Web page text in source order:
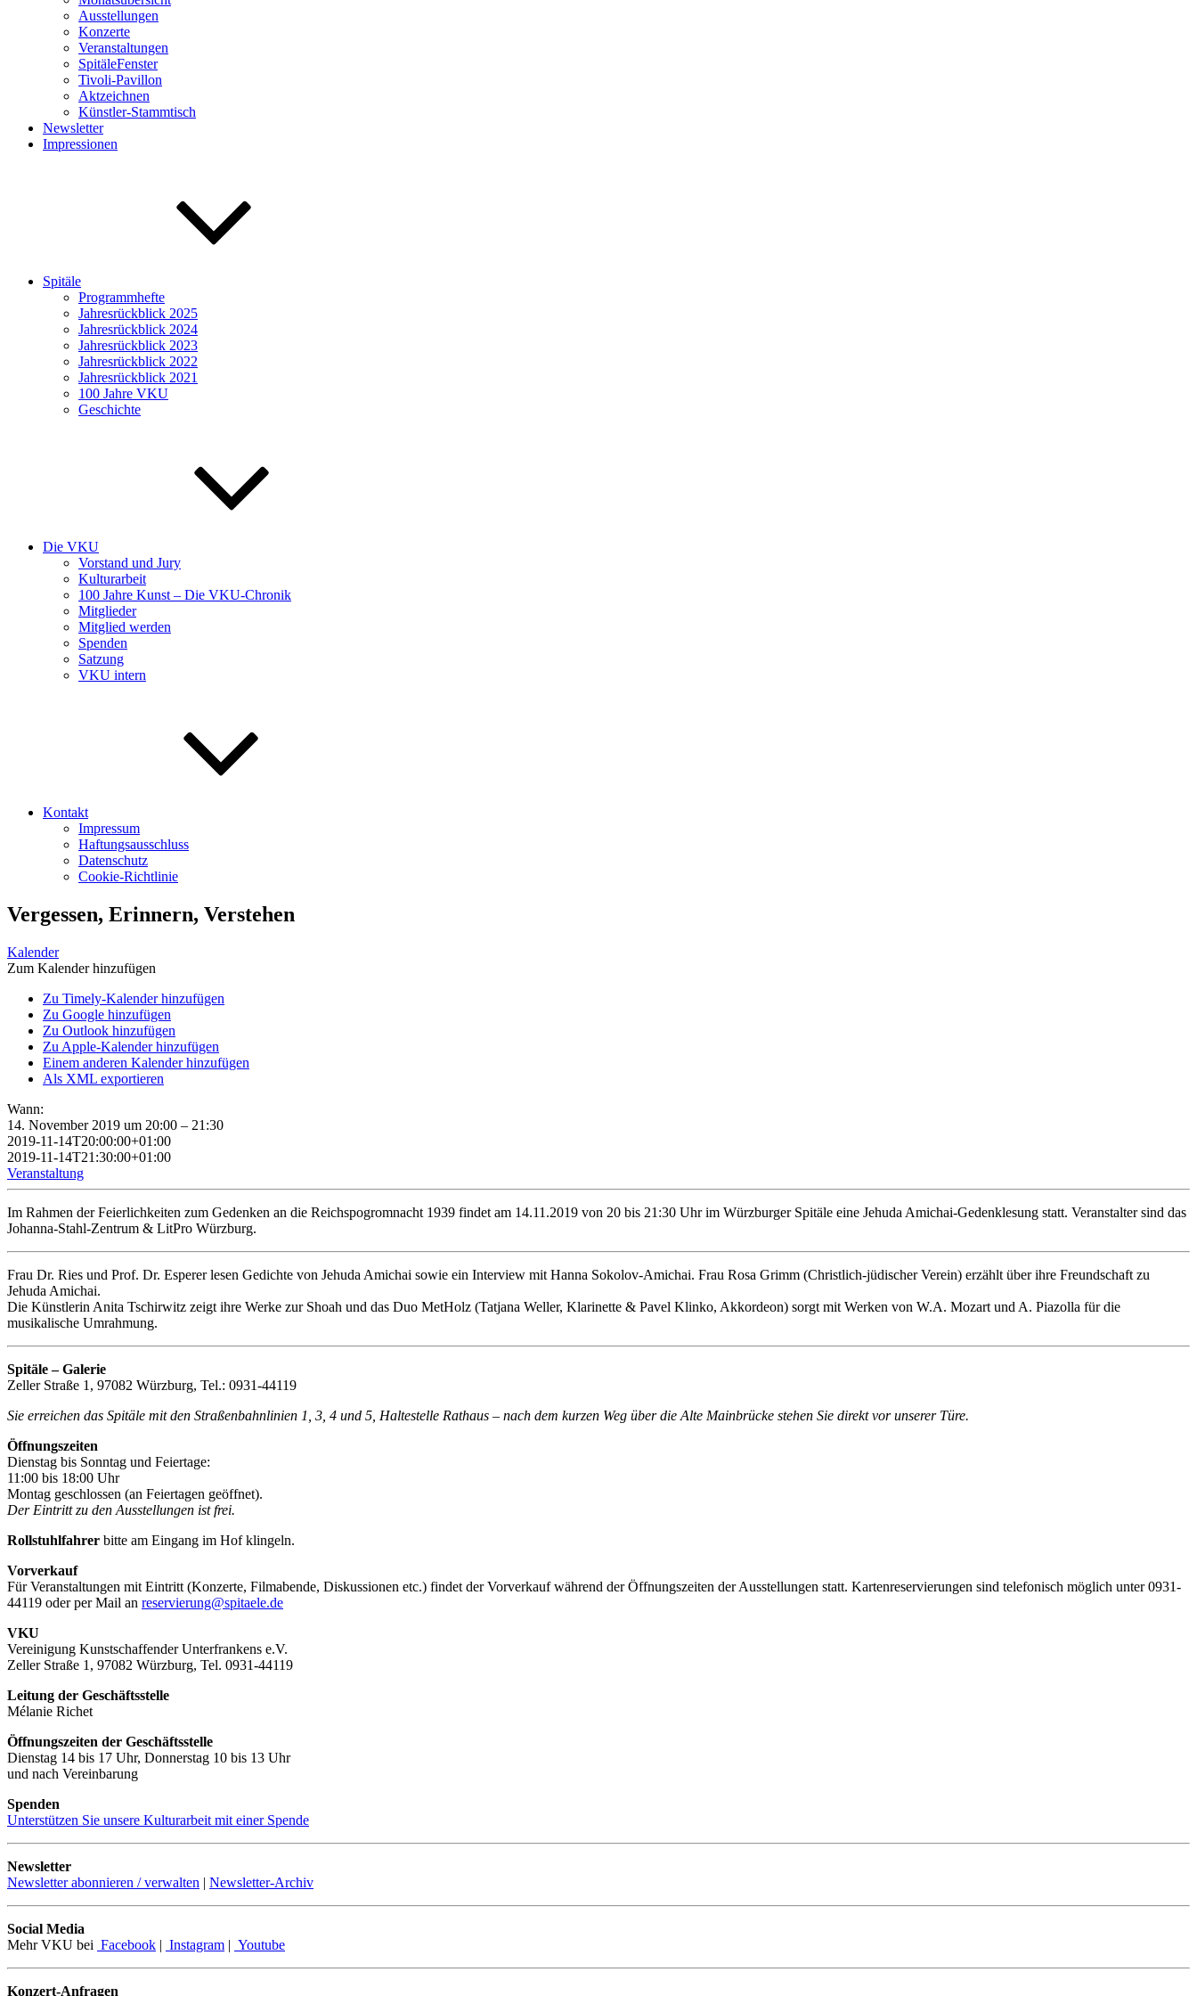
Ausstellungen
Konzerte
Veranstaltungen
SpitäleFenster
Tivoli-Pavillon
Aktzeichnen
Künstler-Stammtisch
Newsletter
Impressionen
Spitäle
Programmhefte
Jahresrückblick 2025
Jahresrückblick 2024
Jahresrückblick 2023
Jahresrückblick 2022
Jahresrückblick 2021
100 Jahre VKU
Geschichte
Die VKU
Vorstand und Jury
Kulturarbeit
100 Jahre Kunst – Die VKU-Chronik
Mitglieder
Mitglied werden
Spenden
Satzung
VKU intern
Kontakt
Impressum
Haftungsausschluss
Datenschutz
Cookie-Richtlinie
Vergessen, Erinnern, Verstehen
Kalender
Zum Kalender hinzufügen
Zu Timely-Kalender hinzufügen
Zu Google hinzufügen
Zu Outlook hinzufügen
Zu Apple-Kalender hinzufügen
Einem anderen Kalender hinzufügen
Als XML exportieren
Wann:
14. November 2019 um 20:00 – 21:30
2019-11-14T20:00:00+01:00
2019-11-14T21:30:00+01:00
Veranstaltung
Im Rahmen der Feierlichkeiten zum Gedenken an die Reichspogromnacht 1939 findet am 14.11.2019 von 20 bis 21:30 Uhr im Würzburger Spitäle eine Jehuda Amichai-Gedenklesung statt. Veranstalter sind das
Johanna-Stahl-Zentrum & LitPro Würzburg.
Frau Dr. Ries und Prof. Dr. Esperer lesen Gedichte von Jehuda Amichai sowie ein Interview mit Hanna Sokolov-Amichai. Frau Rosa Grimm (Christlich-jüdischer Verein) erzählt über ihre Freundschaft zu
Jehuda Amichai.
Die Künstlerin Anita Tschirwitz zeigt ihre Werke zur Shoah und das Duo MetHolz (Tatjana Weller, Klarinette & Pavel Klinko, Akkordeon) sorgt mit Werken von W.A. Mozart und A. Piazolla für die
musikalische Umrahmung.
Spitäle – Galerie
Zeller Straße 1, 97082 Würzburg, Tel.: 0931-44119
Sie erreichen das Spitäle mit den Straßenbahnlinien 1, 3, 4 und 5, Haltestelle Rathaus – nach dem kurzen Weg über die Alte Mainbrücke stehen Sie direkt vor unserer Türe.
Öffnungszeiten
Dienstag bis Sonntag und Feiertage:
11:00 bis 18:00 Uhr
Montag geschlossen (an Feiertagen geöffnet).
Der Eintritt zu den Ausstellungen ist frei.
Rollstuhlfahrer bitte am Eingang im Hof klingeln.
Vorverkauf
Für Veranstaltungen mit Eintritt (Konzerte, Filmabende, Diskussionen etc.) findet der Vorverkauf während der Öffnungszeiten der Ausstellungen statt. Kartenreservierungen sind telefonisch möglich unter 0931-
44119 oder per Mail an reservierung@spitaele.de
VKU
Vereinigung Kunstschaffender Unterfrankens e.V.
Zeller Straße 1, 97082 Würzburg, Tel. 0931-44119
Leitung der Geschäftsstelle
Mélanie Richet
Öffnungszeiten der Geschäftsstelle
Dienstag 14 bis 17 Uhr, Donnerstag 10 bis 13 Uhr
und nach Vereinbarung
Spenden
Unterstützen Sie unsere Kulturarbeit mit einer Spende
Newsletter
Newsletter abonnieren / verwalten | Newsletter-Archiv
Social Media
Mehr VKU bei Facebook | Instagram | Youtube
Konzert-Anfragen